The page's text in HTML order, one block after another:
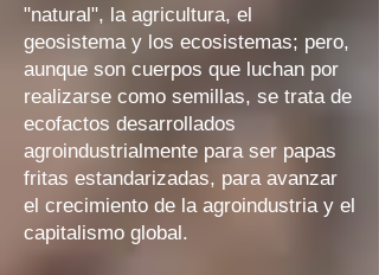
"natural", la agricultura, el
geosistema y los ecosistemas; pero,
aunque son cuerpos que luchan por
realizarse como semillas, se trata de
ecofactos desarrollados
agroindustrialmente para ser papas
fritas estandarizadas, para avanzar
el crecimiento de la agroindustria y el
capitalismo global.